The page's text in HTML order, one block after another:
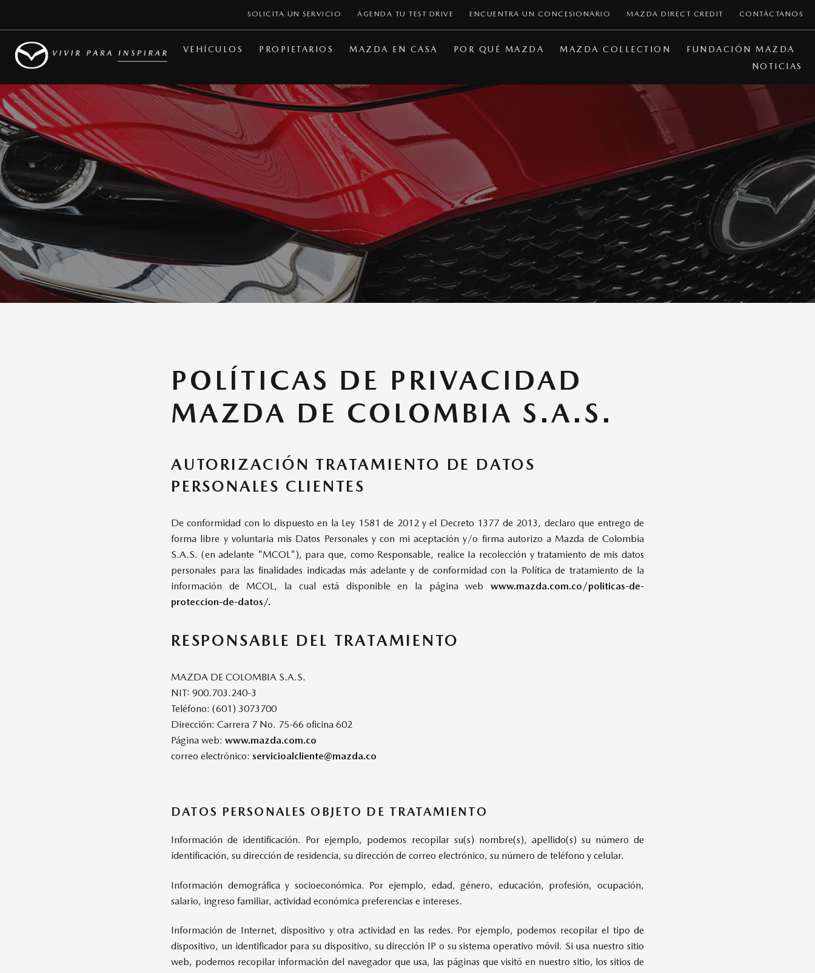
SOLICITA UN SERVICIO AGENDA TU TEST DRIVE ENCUENTRA UN CONCESIONARIO MAZDA DIRECT CREDIT CONTÁCTANOS
VEHÍCULOS PROPIETARIOS MAZDA EN CASA POR QUÉ MAZDA MAZDA COLLECTION
FUNDACIÓN MAZDA
NOTICIAS
POLÍTICAS DE PRIVACIDAD
MAZDA DE COLOMBIA S.A.S.
AUTORIZACIÓN TRATAMIENTO DE DATOS
PERSONALES CLIENTES
De conformidad con lo dispuesto en la Ley 1581 de 2012 y el Decreto 1377 de 2013, declaro que entrego de
forma libre y voluntaria mis Datos Personales y con mi aceptación y/o firma autorizo a Mazda de Colombia
S.A.S. (en adelante "MCOL"), para que, como Responsable, realice Ia recolección y tratamiento de mis datos
personales para las finalidades indicadas más adelante y de conformidad con la Política de tratamiento de la
información de MCOL, la cual está disponible en la página web www.mazda.com.co/politicas-de-
proteccion-de-datos/.
RESPONSABLE DEL TRATAMIENTO
MAZDA DE COLOMBIA S.A.S.
NIT: 900.703.240-3
Teléfono: (601) 3073700
Dirección: Carrera 7 No. 75-66 oficina 602
Página web: www.mazda.com.co
correo electrónico: servicioalcliente@mazda.co
DATOS PERSONALES OBJETO DE TRATAMIENTO
Información de identificación. Por ejemplo, podemos recopilar su(s) nombre(s), apellido(s) su número de
identificación, su dirección de residencia, su dirección de correo electrónico, su número de teléfono y celular.
Información demográfica y socioeconómica. Por ejemplo, edad, género, educación, profesión, ocupación,
salario, ingreso familiar, actividad económica preferencias e intereses.
Información de Internet, dispositivo y otra actividad en las redes. Por ejemplo, podemos recopilar el tipo de
dispositivo, un identificador para su dispositivo, su dirección IP o su sistema operativo móvil. Si usa nuestro sitio
web, podemos recopilar información del navegador que usa, las páginas que visitó en nuestro sitio, los sitios de